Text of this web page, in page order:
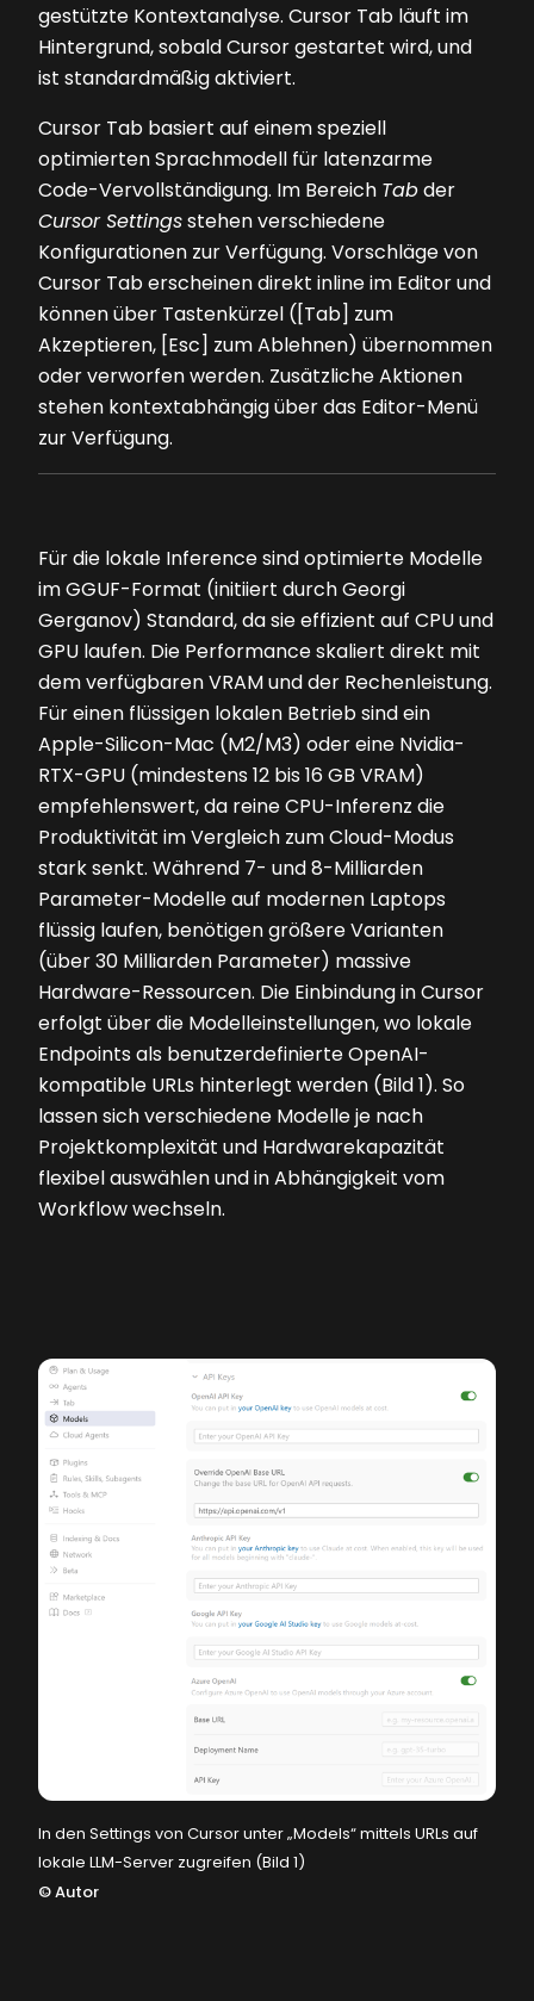
gestützte Kontextanalyse. Cursor Tab läuft im
Hintergrund, sobald Cursor gestartet wird, und
ist standardmäßig aktiviert.
Cursor Tab basiert auf einem speziell
optimierten Sprachmodell für latenzarme
Code-Vervollständigung. Im Bereich Tabder
Cursor Settingsstehen verschiedene
Konfigurationen zur Verfügung. Vorschläge von
Cursor Tab erscheinen direkt inline im Editor und
können über Tastenkürzel ([Tab] zum
Akzeptieren, [Esc] zum Ablehnen) übernommen
oder verworfen werden. Zusätzliche Aktionen
stehen kontextabhängig über das Editor-Menü
zur Verfügung.
Für die lokale Inference sind optimierte Modelle
im GGUF-Format (initiiert durch Georgi
Gerganov) Standard, da sie effizient auf CPU und
GPU laufen. Die Performance skaliert direkt mit
dem verfügbaren VRAM und der Rechenleistung.
Für einen flüssigen lokalen Betrieb sind ein
Apple-Silicon-Mac (M2/M3) oder eine Nvidia-
RTX-GPU (mindestens 12 bis 16 GB VRAM)
empfehlenswert, da reine CPU-Inferenz die
Produktivität im Vergleich zum Cloud-Modus
stark senkt. Während 7- und 8-Milliarden
Parameter-Modelle auf modernen Laptops
flüssig laufen, benötigen größere Varianten
(über 30 Milliarden Parameter) massive
Hardware-Ressourcen. Die Einbindung in Cursor
erfolgt über die Modelleinstellungen, wo lokale
Endpoints als benutzerdefinierte OpenAI-
kompatible URLs hinterlegt werden (Bild 1). So
lassen sich verschiedene Modelle je nach
Projektkomplexität und Hardwarekapazität
flexibel auswählen und in Abhängigkeit vom
Workflow wechseln.
In den Settings von Cursor unter „Models“ mittels URLs auf
lokale LLM-Server zugreifen (Bild 1)
©Autor